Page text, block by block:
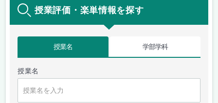
授業評価・楽単情報を探す
授業名 学部学科
授業名